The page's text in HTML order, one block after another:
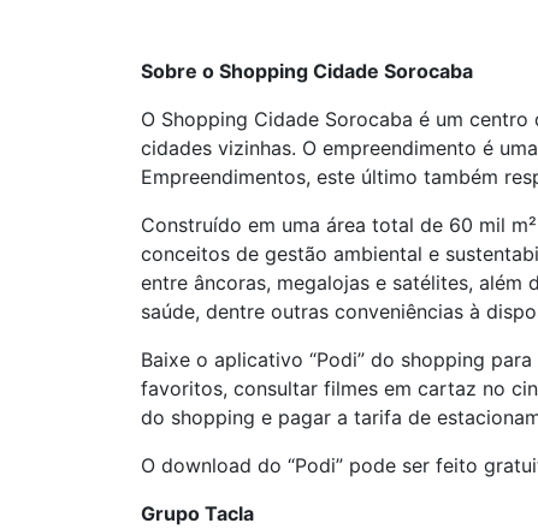
Sobre o Shopping Cidade Sorocaba
O Shopping Cidade Sorocaba é um
cidades vizinhas. O empreendimento é
Empreendimentos, este último também
Construído em uma área total de 60 mil
conceitos de gestão ambiental e
entre âncoras, megalojas e satélites,
saúde, dentre outras conveniências à
Baixe o aplicativo “Podi” do shopping
favoritos, consultar filmes em cartaz no
do shopping e pagar a tarifa de
O download do “Podi” pode ser feito
Grupo Tacla